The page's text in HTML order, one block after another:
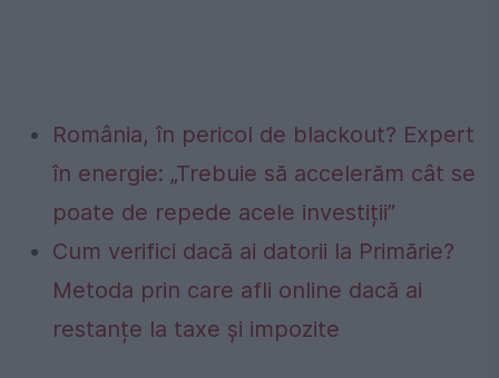
România, în pericol de blackout? Expert
în energie: „Trebuie să accelerăm cât se
poate de repede acele investiții”
Cum verifici dacă ai datorii la Primărie?
Metoda prin care afli online dacă ai
restanțe la taxe și impozite